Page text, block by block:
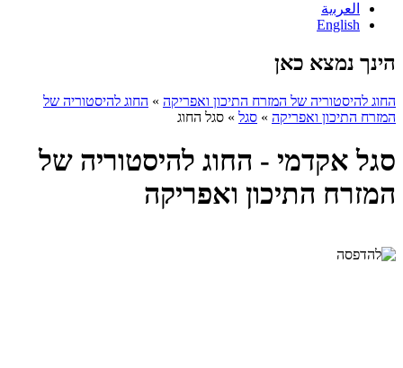
ﺍﻟﻌﺮﺑﻳﺔ
English
הינך נמצא כאן
החוג להיסטוריה של המזרח התיכון ואפריקה » החוג להיסטוריה של
המזרח התיכון ואפריקה » סגל » סגל החוג
סגל אקדמי - החוג להיסטוריה של
המזרח התיכון ואפריקה